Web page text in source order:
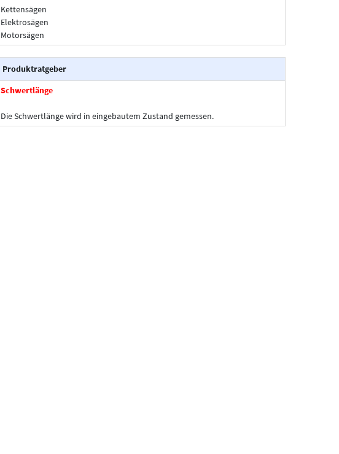
Kettensägen
Elektrosägen
Motorsägen
Produktratgeber
Schwertlänge
Die Schwertlänge wird in eingebautem Zustand gemessen.